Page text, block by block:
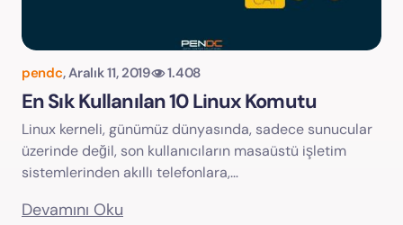
pendc, Aralık 11, 2019 1.408
En Sık Kullanılan 10 Linux Komutu
Linux kerneli, günümüz dünyasında, sadece sunucular
üzerinde değil, son kullanıcıların masaüstü işletim
sistemlerinden akıllı telefonlara,…
Devamını Oku